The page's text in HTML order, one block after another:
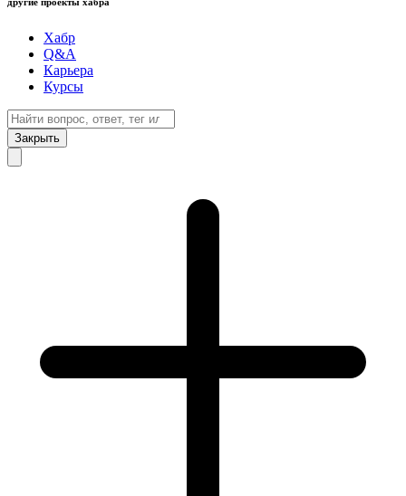
Хабр
Q&A
Карьера
Курсы
Закрыть